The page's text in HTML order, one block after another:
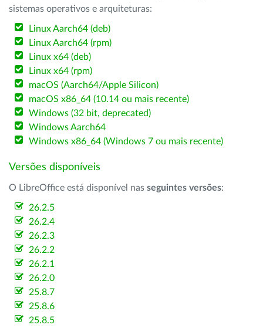
sistemas operativos e arquiteturas:
Linux Aarch64 (deb)
Linux Aarch64 (rpm)
Linux x64 (deb)
Linux x64 (rpm)
macOS (Aarch64/Apple Silicon)
macOS x86_64 (10.14 ou mais recente)
Windows (32 bit, deprecated)
Windows Aarch64
Windows x86_64 (Windows 7 ou mais recente)
Versões disponíveis
O LibreOffice está disponível nas seguintes versões:
26.2.5
26.2.4
26.2.3
26.2.2
26.2.1
26.2.0
25.8.7
25.8.6
25.8.5